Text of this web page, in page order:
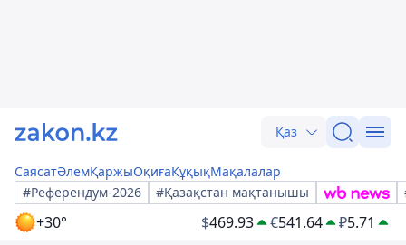
Қаз
СаясатӘлемҚаржыОқиғаҚұқықМақалалар
#Референдум-2026
#Қазақстан мақтанышы
+30° $469.93 €541.64 ₽5.71